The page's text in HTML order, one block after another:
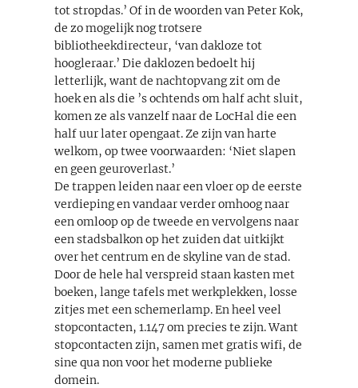
tot stropdas.’ Of in de woorden van Peter Kok,
de zo mogelijk nog trotsere
bibliotheekdirecteur, ‘van dakloze tot
hoogleraar.’ Die daklozen bedoelt hij
letterlijk, want de nachtopvang zit om de
hoek en als die ’s ochtends om half acht sluit,
komen ze als vanzelf naar de LocHal die een
half uur later opengaat. Ze zijn van harte
welkom, op twee voorwaarden: ‘Niet slapen
en geen geuroverlast.’
De trappen leiden naar een vloer op de eerste
verdieping en vandaar verder omhoog naar
een omloop op de tweede en vervolgens naar
een stadsbalkon op het zuiden dat uitkijkt
over het centrum en de skyline van de stad.
Door de hele hal verspreid staan kasten met
boeken, lange tafels met werkplekken, losse
zitjes met een schemerlamp. En heel veel
stopcontacten, 1.147 om precies te zijn. Want
stopcontacten zijn, samen met gratis wifi, de
sine qua non voor het moderne publieke
domein.